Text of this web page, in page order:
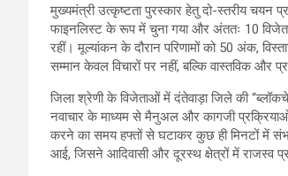
मुख्यमंत्री उत्कृष्टता पुरस्कार हेतु दो-स्तरीय चयन
फाइनलिस्ट के रूप में चुना गया और अंततः 10 विजेता
रहीं। मूल्यांकन के दौरान परिणामों को 50 अंक,
सम्मान केवल विचारों पर नहीं, बल्कि वास्तविक और
जिला श्रेणी के विजेताओं में दंतेवाड़ा जिले की
नवाचार के माध्यम से मैनुअल और कागजी
करने का समय हफ्तों से घटाकर कुछ ही मिनटों में
आई, जिसने आदिवासी और दूरस्थ क्षेत्रों में राजस्व